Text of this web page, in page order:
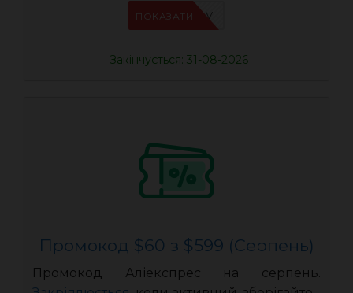
IFPHE6DV
ПОКАЗАТИ
Закінчується: 31-08-2026
Промокод $60 з $599 (Серпень)
Промокод Аліекспрес на серпень.